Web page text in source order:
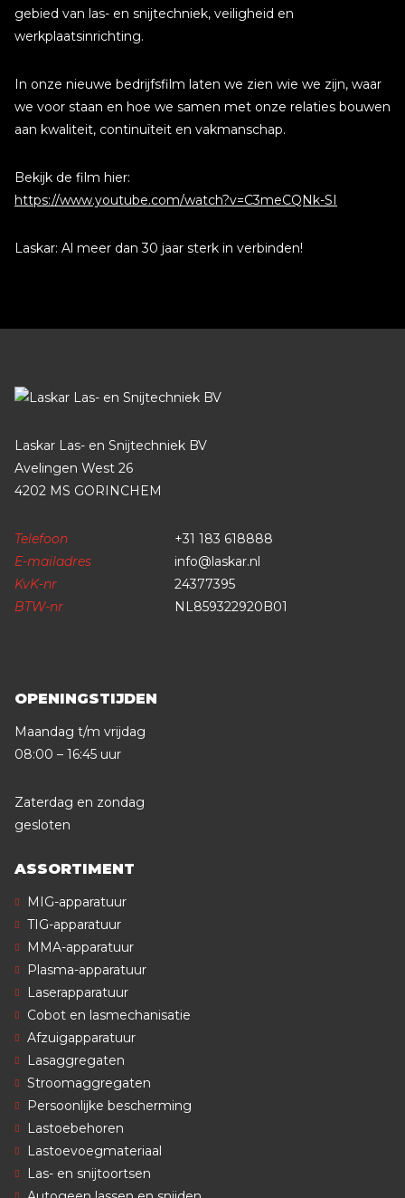
gebied van las- en snijtechniek, veiligheid en
werkplaatsinrichting.
In onze nieuwe bedrijfsfilm laten we zien wie we zijn, waar
we voor staan en hoe we samen met onze relaties bouwen
aan kwaliteit, continuïteit en vakmanschap.
Bekijk de film hier:
https://www.youtube.com/watch?v=C3meCQNk-SI
Laskar: Al meer dan 30 jaar sterk in verbinden!
Laskar Las- en Snijtechniek BV
Avelingen West 26
4202 MS GORINCHEM
Telefoon
+31 183 618888
E-mailadres
info@laskar.nl
KvK-nr
24377395
BTW-nr
NL859322920B01
OPENINGSTIJDEN
Maandag t/m vrijdag
08:00 – 16:45 uur
Zaterdag en zondag
gesloten
ASSORTIMENT
MIG-apparatuur
TIG-apparatuur
MMA-apparatuur
Plasma-apparatuur
Laserapparatuur
Cobot en lasmechanisatie
Afzuigapparatuur
Lasaggregaten
Stroomaggregaten
Persoonlijke bescherming
Lastoebehoren
Lastoevoegmateriaal
Las- en snijtoortsen